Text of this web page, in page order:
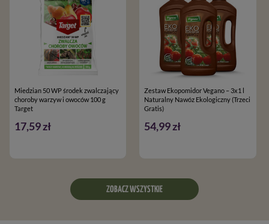
Miedzian 50 WP środek zwalczający
choroby warzyw i owoców 100 g
Target
17,59 zł
Zestaw Ekopomidor Vegano – 3x1 l
Naturalny Nawóz Ekologiczny (Trzeci
Gratis)
54,99 zł
ZOBACZ WSZYSTKIE